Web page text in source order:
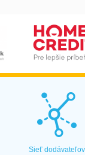
Sieť dodávateľov